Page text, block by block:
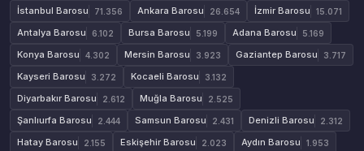
İstanbul Barosu
71.356 Ankara Barosu 26.654 İzmir Barosu 15.071
Antalya Barosu 6.102 Bursa Barosu 5.199 Adana Barosu 5.169
Konya Barosu 4.302 Mersin Barosu 3.923 Gaziantep Barosu 3.717
Kayseri Barosu 3.272 Kocaeli Barosu 3.132
Diyarbakır Barosu 2.612 Muğla Barosu 2.525
Şanlıurfa Barosu 2.444 Samsun Barosu 2.431 Denizli Barosu 2.312
Hatay Barosu 2.155 Eskişehir Barosu 2.023 Aydın Barosu 1.953